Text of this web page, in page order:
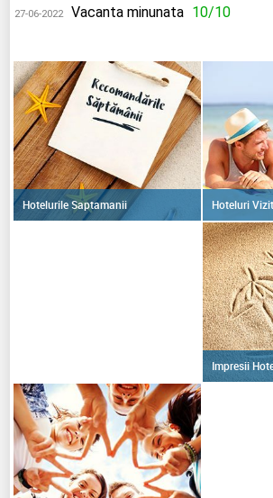
27-06-2022 Vacanta minunata 10/10
Hotelurile Saptamanii Hoteluri
Impresii